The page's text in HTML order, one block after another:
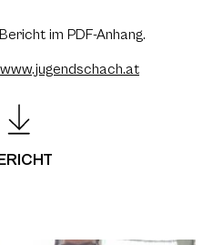
im PDF-Anhang.
www.jugendschach.at